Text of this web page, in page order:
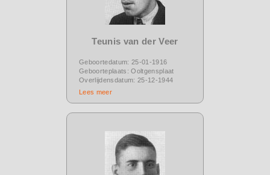
Teunis van der Veer
Geboortedatum: 25-01-1916
Geboorteplaats: Ooltgensplaat
Overlijdensdatum: 25-12-1944
Lees meer